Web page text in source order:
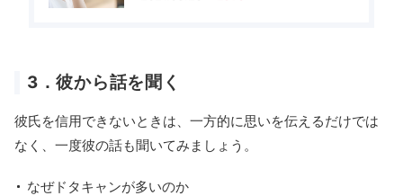
3．彼から話を聞く
彼氏を信用できないときは、一方的に思いを伝えるだけでは
なく、一度彼の話も聞いてみましょう。
なぜドタキャンが多いのか